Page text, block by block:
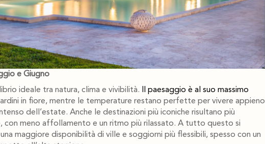
e Giugno
ideale tra natura, clima e vivibilità. Il paesaggio è al suo massimo
in fiore, mentre le temperature restano perfette per vivere appieno
dell’estate. Anche le destinazioni più iconiche risultano più
con meno affollamento e un ritmo più rilassato. A tutto questo si
maggiore disponibilità di ville e soggiorni più flessibili, spesso con un